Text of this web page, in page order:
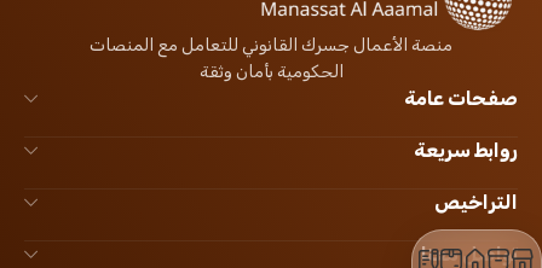
منصة الأعمال جسرك القانوني للتعامل مع المنصات
الحكومية بأمان وثقة
صفحات عامة
روابط سريعة
التراخيص
تواصل معنا